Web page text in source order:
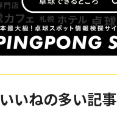
いいねの多い記事